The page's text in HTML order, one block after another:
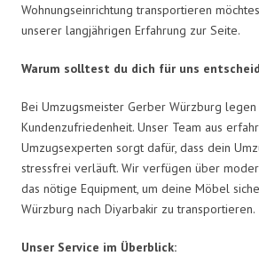
Wohnungseinrichtung transportieren
unserer langjährigen Erfahrung zur Seite.
Warum solltest du dich für uns
Bei Umzugsmeister Gerber Würzburg
Kundenzufriedenheit. Unser Team aus
Umzugsexperten sorgt dafür, dass dein
stressfrei verläuft. Wir verfügen über
das nötige Equipment, um deine Möbel
Würzburg nach Diyarbakir zu transportieren.
Unser Service im Überblick: